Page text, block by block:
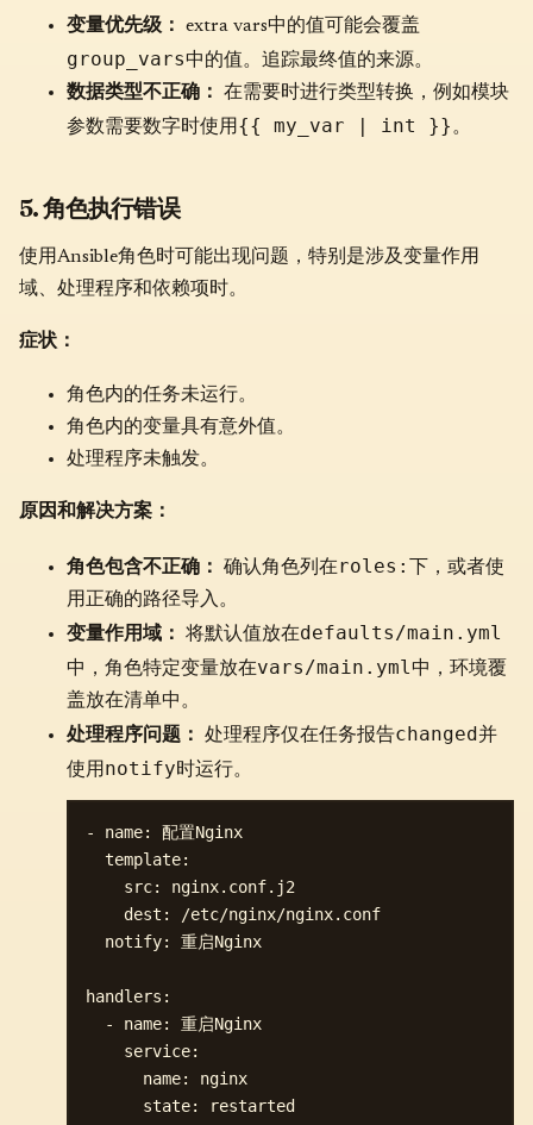
变量优先级： extra vars中的值可能会覆盖
group_vars中的值。追踪最终值的来源。
数据类型不正确：
在需要时进行类型转换，例如模块
参数需要数字时使用 {{ my_var | int }}。
5. 角色执行错误
使用Ansible角色时可能出现问题，特别是涉及变量作用
域、处理程序和依赖项时。
症状：
角色内的任务未运行。
角色内的变量具有意外值。
处理程序未触发。
原因和解决方案：
角色包含不正确： 确认角色列在roles:
下，或者使
用正确的路径导入。
变量作用域：
将默认值放在defaults/main.yml
中，角色特定变量放在vars/main.yml中，环境覆
盖放在清单中。
处理程序问题：
处理程序仅在任务报告changed并
使用 notify时运行。
- name: 配置Nginx
  template:
    src: nginx.conf.j2
    dest: /etc/nginx/nginx.conf
  notify: 重启Nginx
handlers:
  - name: 重启Nginx
    service:
      name: nginx